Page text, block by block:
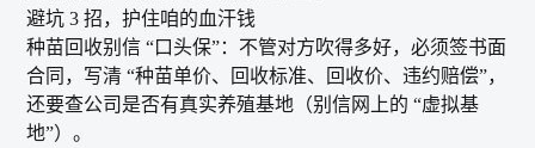
避坑 3 招，护住咱的血汗钱​
种苗回收别信 “口头保”：不管对方吹得多好，必须签书面
合同，写清 “种苗单价、回收标准、回收价、违约赔偿”，
还要查公司是否有真实养殖基地（别信网上的 “虚拟基
地”）。​